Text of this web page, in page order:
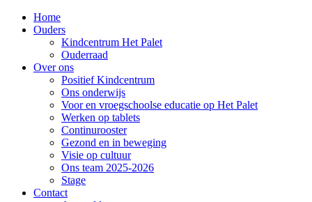
Home
Ouders
Kindcentrum Het Palet
Ouderraad
Over ons
Positief Kindcentrum
Ons onderwijs
Voor en vroegschoolse educatie op Het Palet
Werken op tablets
Continurooster
Gezond en in beweging
Visie op cultuur
Ons team 2025-2026
Stage
Contact